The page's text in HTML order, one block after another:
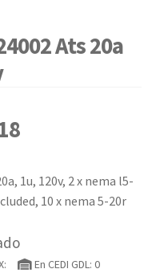
Ats 20a
1u, 120v, 2 x nema l5-
10 x nema 5-20r
En CEDI GDL: 0